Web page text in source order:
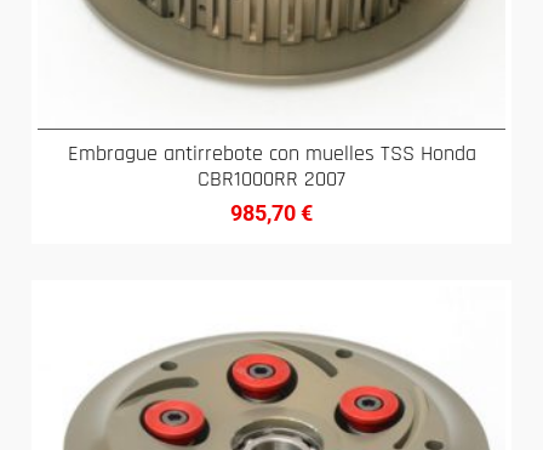
Embrague antirrebote con muelles TSS Honda
CBR1000RR 2007
985,70€